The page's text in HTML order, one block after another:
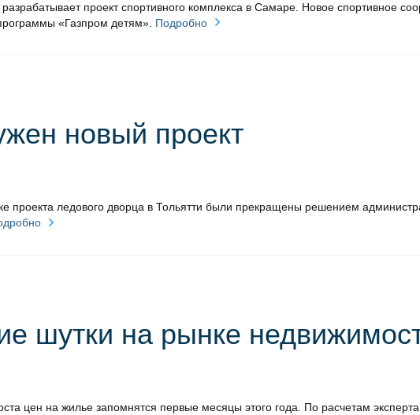
проект спортивного комплекса в Самаре. Новое спортивное
«Газпром детям». Подробно
новый проект
проекта ледового дворца в Тольятти были прекращены решением
шутки на рынке
цен на жилье запомнятся первые месяцы этого года. По расчетам